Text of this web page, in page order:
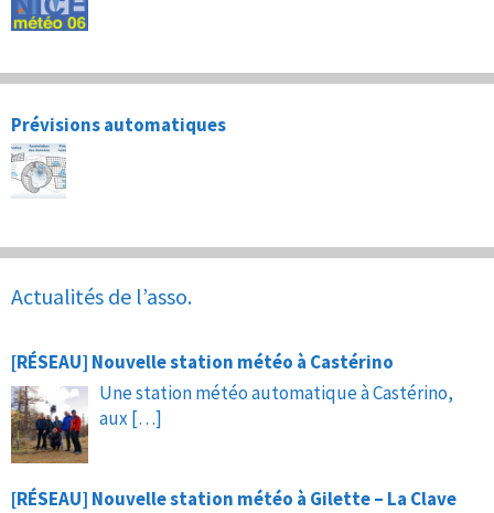
Prévisions automatiques
Actualités de l’asso.
[RÉSEAU] Nouvelle station météo à Castérino
Une station météo automatique à Castérino,
aux […]
[RÉSEAU] Nouvelle station météo à Gilette – La Clave